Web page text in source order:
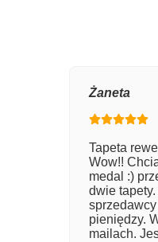
Żaneta
Tapeta
Wow!!
medal :)
dwie
pieniędzy.
mailach.